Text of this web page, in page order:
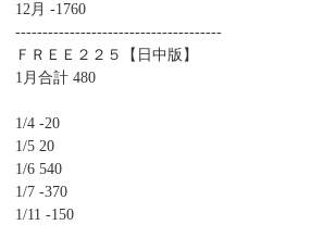
12月 -1760
--------------------------------------
ＦＲＥＥ２２５【日中版】
1月合計 480
1/4 -20
1/5 20
1/6 540
1/7 -370
1/11 -150